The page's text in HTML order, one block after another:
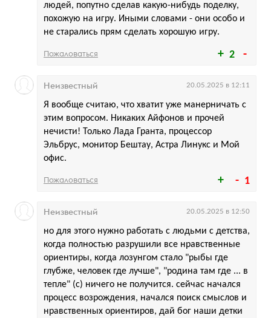
2
людей, попутно сделав какую-нибудь поделку,
похожую на игру. Иными словами - они особо и
не старались прям сделать хорошую игру.
Пожаловаться
1
Я вообще считаю, что хватит уже манерничать с
этим вопросом. Никаких Айфонов и прочей
нечисти! Только Лада Гранта, процессор
Эльбрус, монитор Бештау, Астра Линукс и Мой
офис.
Неизвестный 20.05.2025 в 12:11
Пожаловаться
но для этого нужно работать с людьми с детства,
когда полностью разрушили все нравственные
ориентиры, когда лозунгом стало "рыбы где
глубже, человек где лучше", "родина там где ... в
тепле" (с) ничего не получится. сейчас начался
процесс возрождения, начался поиск смыслов и
нравственных ориентиров, дай бог наши детки
Неизвестный 20.05.2025 в 12:50